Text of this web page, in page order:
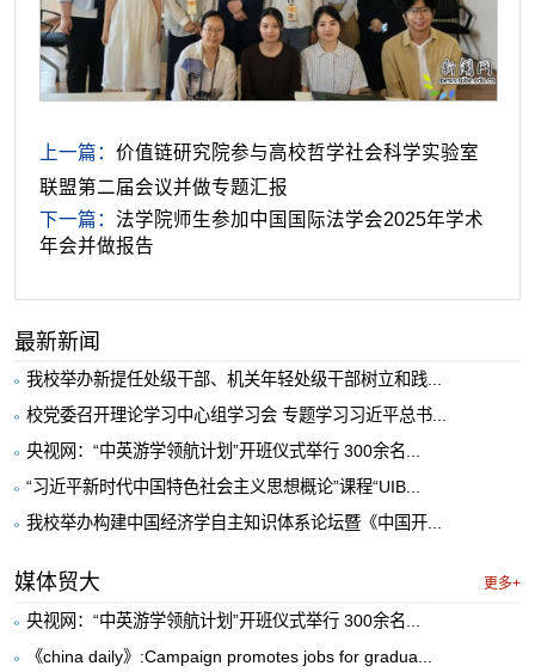
上一篇： 价值链研究院参与高校哲学社会科学实验室
联盟第二届会议并做专题汇报
下一篇： 法学院师生参加中国国际法学会2025年学术
年会并做报告
最新新闻
我校举办新提任处级干部、机关年轻处级干部树立和践...
校党委召开理论学习中心组学习会 专题学习习近平总书...
央视网：“中英游学领航计划”开班仪式举行 300余名...
“习近平新时代中国特色社会主义思想概论”课程“UIB...
我校举办构建中国经济学自主知识体系论坛暨《中国开...
媒体贸大 更多+
央视网：“中英游学领航计划”开班仪式举行 300余名...
《china daily》:Campaign promotes jobs for gradua...